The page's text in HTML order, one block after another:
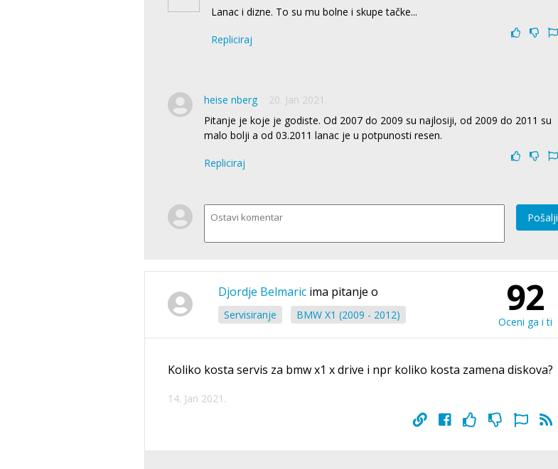
Lanac i dizne. To su mu bolne i skupe tačke...
Repliciraj
heise nberg
20. Jan 2021.
Pitanje je koje je godiste. Od 2007 do 2009 su najlosiji, od 2009 do 2011 su
malo bolji a od 03.2011 lanac je u potpunosti resen.
Repliciraj
Pošalji
Djordje Belmaric ima pitanje o
Servisiranje BMW X1 (2009 - 2012) 92
Oceni ga i ti
Koliko kosta servis za bmw x1 x drive i npr koliko kosta zamena diskova?
14. Jan 2021.